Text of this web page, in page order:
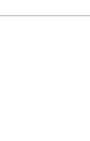
현지 음식 비주얼